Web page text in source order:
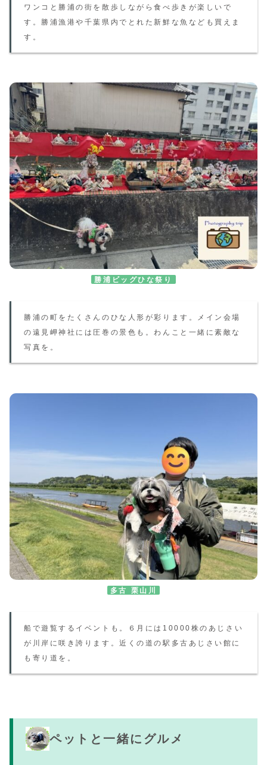
ワンコと勝浦の街を散歩しながら食べ歩きが楽しいで
す。勝浦漁港や千葉県内でとれた新鮮な魚なども買えま
す。
勝浦ビッグひな祭り
勝浦の町をたくさんのひな人形が彩ります。メイン会場
の遠見岬神社には圧巻の景色も。わんこと一緒に素敵な
写真を。
多古 栗山川
船で遊覧するイベントも 。
６月には10000株のあじさい
が川岸に咲き誇ります。近くの道の駅多古あじさい館に
も寄り道を。
ペットと一緒にグルメ